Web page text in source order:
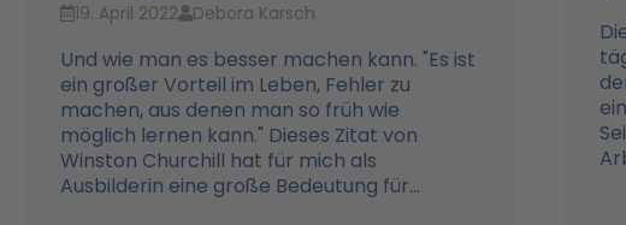
19. April 2022 Debora Karsch
Und wie man es besser machen kann. "Es ist
ein großer Vorteil im Leben, Fehler zu
machen, aus denen man so früh wie
möglich lernen kann." Dieses Zitat von
Winston Churchill hat für mich als
Ausbilderin eine große Bedeutung für...